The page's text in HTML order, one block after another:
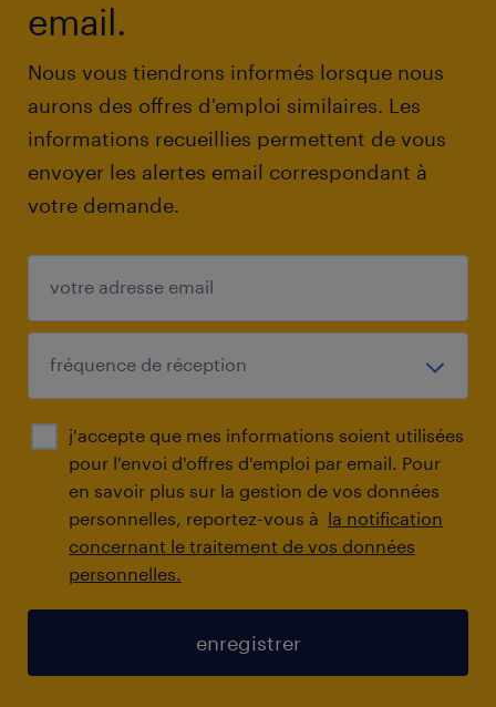
email.
Nous vous tiendrons informés lorsque nous
aurons des offres d'emploi similaires. Les
informations recueillies permettent de vous
envoyer les alertes email correspondant à
votre demande.
j'accepte que mes informations soient utilisées
pour l'envoi d'offres d'emploi par email. Pour
en savoir plus sur la gestion de vos données
personnelles, reportez-vous à la notification
concernant le traitement de vos données
personnelles.
enregistrer